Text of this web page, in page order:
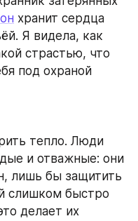
хранит сердца
Я видела, как
страстью, что
под охраной
тепло. Люди
и отважные: они
лишь бы защитить
слишком быстро
делает их